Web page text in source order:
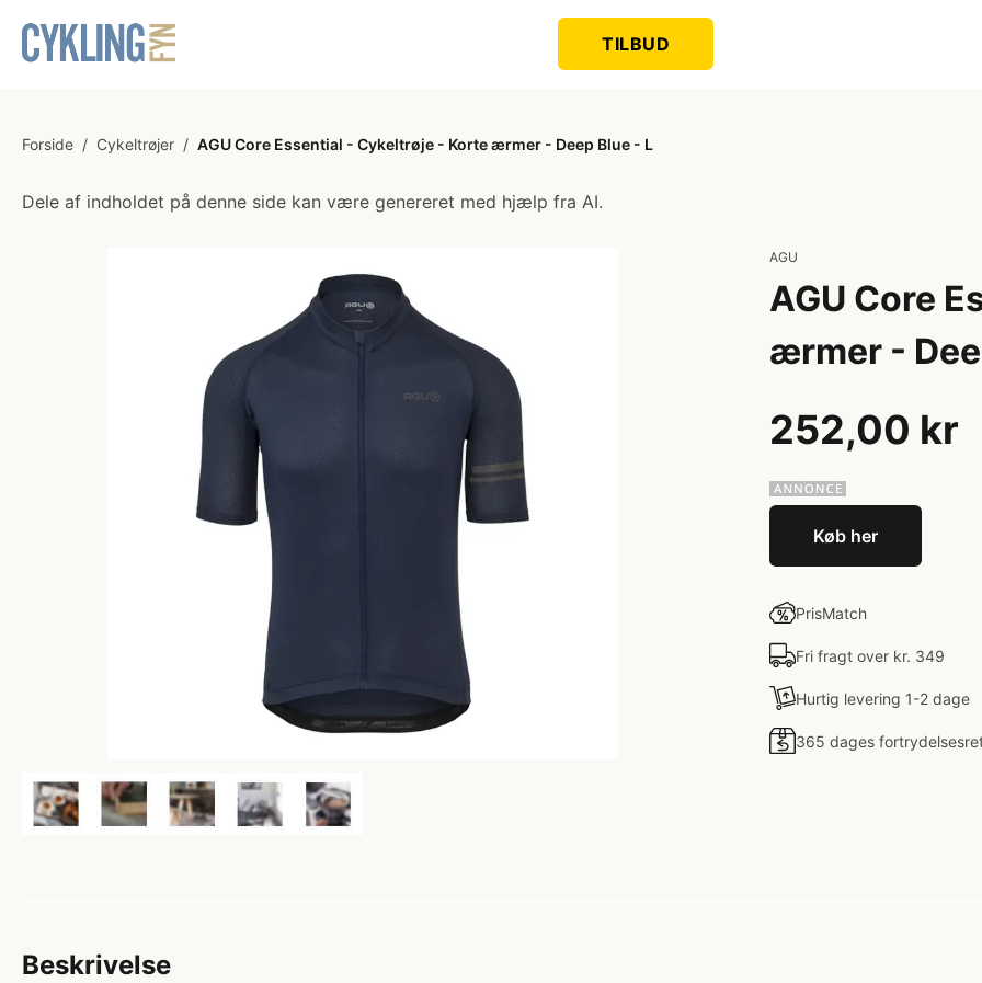
TILBUD
Forside / Cykeltrøjer / AGU Core Essential - Cykeltrøje - Korte ærmer - Deep Blue - L
Dele af indholdet på denne side kan være genereret med hjælp fra AI.
AGU
AGU Core
ærmer -
252,00 kr
Køb her
PrisMatch
Fri fragt over kr. 349
Hurtig levering 1-2 dage
365 dages
Beskrivelse